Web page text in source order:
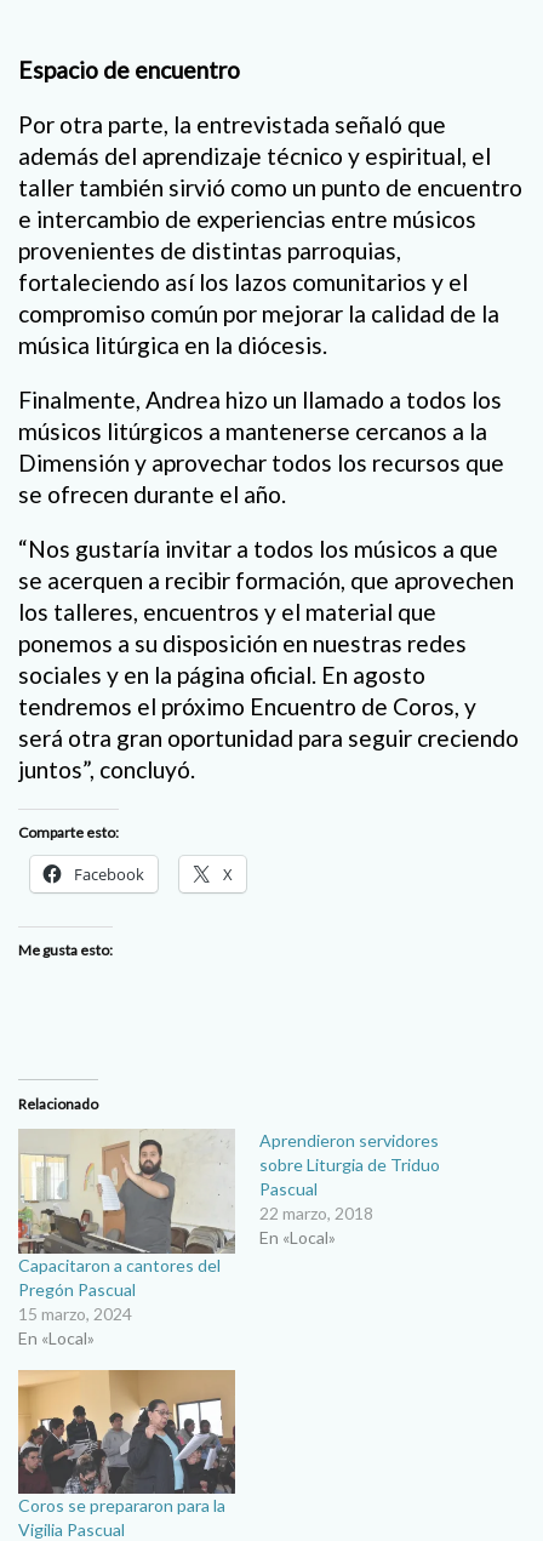
Espacio de encuentro
Por otra parte, la entrevistada señaló que
además del aprendizaje técnico y espiritual, el
taller también sirvió como un punto de encuentro
e intercambio de experiencias entre músicos
provenientes de distintas parroquias,
fortaleciendo así los lazos comunitarios y el
compromiso común por mejorar la calidad de la
música litúrgica en la diócesis.
Finalmente, Andrea hizo un llamado a todos los
músicos litúrgicos a mantenerse cercanos a la
Dimensión y aprovechar todos los recursos que
se ofrecen durante el año.
“Nos gustaría invitar a todos los músicos a que
se acerquen a recibir formación, que aprovechen
los talleres, encuentros y el material que
ponemos a su disposición en nuestras redes
sociales y en la página oficial. En agosto
tendremos el próximo Encuentro de Coros, y
será otra gran oportunidad para seguir creciendo
juntos”, concluyó.
Comparte esto:
Facebook X
Me gusta esto:
Relacionado
Capacitaron a cantores del
Pregón Pascual
15 marzo, 2024
En «Local»
Aprendieron servidores
sobre Liturgia de Triduo
Pascual
22 marzo, 2018
En «Local»
Coros se prepararon para la
Vigilia Pascual